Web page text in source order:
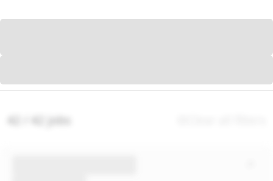
42 / 42 jobs